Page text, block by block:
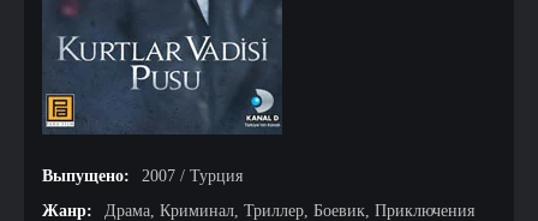
Выпущено:
2007 / Турция
Жанр:
Драма, Криминал, Триллер, Боевик, Приключения